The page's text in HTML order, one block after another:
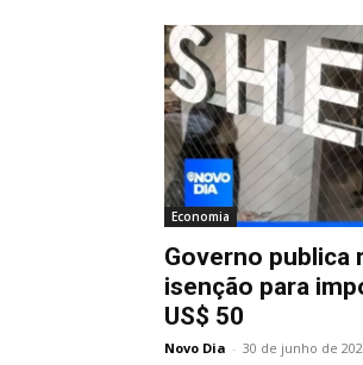
Economia
Governo publica
isenção para
US$ 50
Novo Dia - 30 de junho de